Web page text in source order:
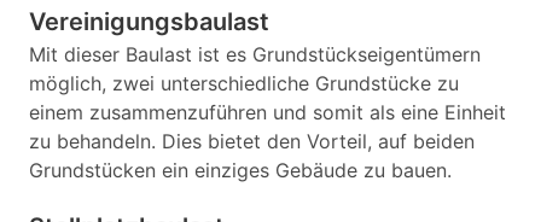
Vereinigungsbaulast
Mit dieser Baulast ist es Grundstückseigentümern
möglich, zwei unterschiedliche Grundstücke zu
einem zusammenzuführen und somit als eine Einheit
zu behandeln. Dies bietet den Vorteil, auf beiden
Grundstücken ein einziges Gebäude zu bauen.